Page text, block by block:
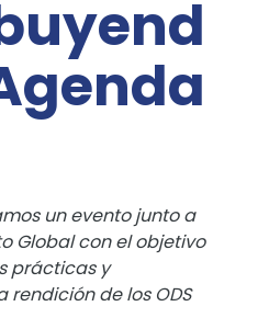
un evento junto a
Global con el objetivo
prácticas y
de los ODS